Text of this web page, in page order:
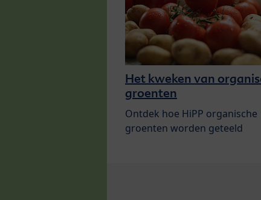
Het kweken van
groenten
Ontdek hoe HiPP organische
groenten worden geteeld